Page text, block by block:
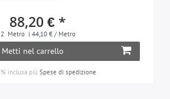
88,20 € *
2 Metro | 44,10 € / Metro
Metti nel carrello
inclusapiù Spese di spedizione